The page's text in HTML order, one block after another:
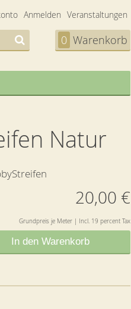
Anmelden Veranstaltungen
0 Warenkorb
Natur
20,00 €
Grundpreis je Meter | Incl. 19 percent Tax
In den Warenkorb